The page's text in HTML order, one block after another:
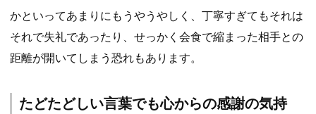
かといってあまりにもうやうやしく、丁寧すぎてもそれは
それで失礼であったり、せっかく会食で縮まった相手との
距離が開いてしまう恐れもあります。
たどたどしい言葉でも心からの感謝の気持